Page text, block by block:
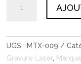
rond
sur
socle
UGS : MTX-009
Gravure Laser,